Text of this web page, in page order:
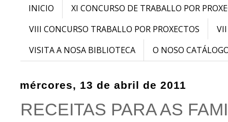
INICIO
XI CONCURSO DE TRABALLO POR
VIII CONCURSO TRABALLO POR PROXECTOS
VISITA A NOSA BIBLIOTECA
O NOSO
mércores, 13 de abril de 2011
RECEITAS PARA AS